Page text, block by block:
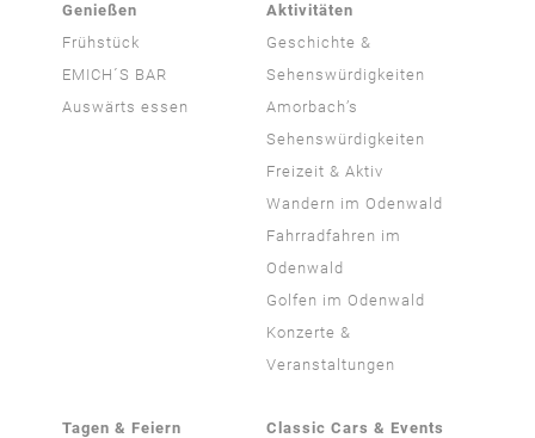
Genießen
Frühstück
EMICH´S BAR
Auswärts essen
Aktivitäten
Geschichte &
Sehenswürdigkeiten
Amorbach’s
Sehenswürdigkeiten
Freizeit & Aktiv
Wandern im Odenwald
Fahrradfahren im
Odenwald
Golfen im Odenwald
Konzerte &
Veranstaltungen
Tagen & Feiern
Classic Cars & Events